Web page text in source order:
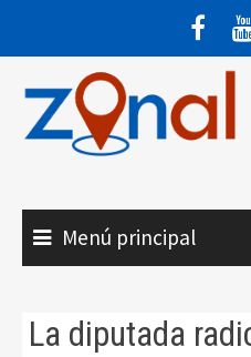
contenido
Menú principal
La diputada